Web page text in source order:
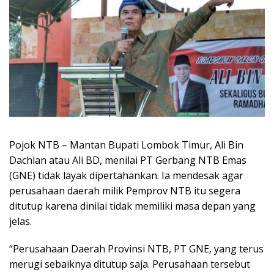
Pojok NTB – Mantan Bupati Lombok Timur, Ali Bin
Dachlan atau Ali BD, menilai PT Gerbang NTB Emas
(GNE) tidak layak dipertahankan. Ia mendesak agar
perusahaan daerah milik Pemprov NTB itu segera
ditutup karena dinilai tidak memiliki masa depan yang
jelas.
“Perusahaan Daerah Provinsi NTB, PT GNE, yang terus
merugi sebaiknya ditutup saja. Perusahaan tersebut